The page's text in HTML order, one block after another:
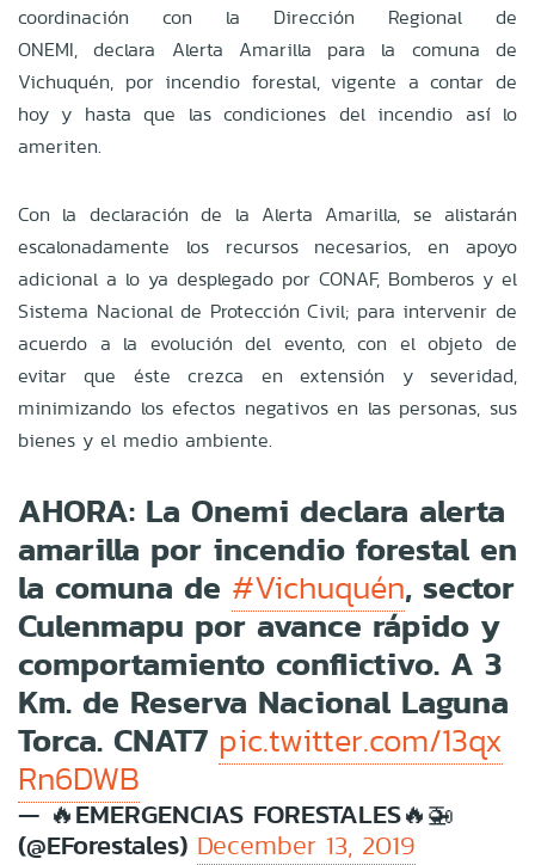
coordinación con la Dirección Regional de
ONEMI, declara Alerta Amarilla para la comuna de
Vichuquén, por incendio forestal, vigente a contar de
hoy y hasta que las condiciones del incendio así lo
ameriten.
Con la declaración de la Alerta Amarilla, se alistarán
escalonadamente los recursos necesarios, en apoyo
adicional a lo ya desplegado por CONAF, Bomberos y el
Sistema Nacional de Protección Civil; para intervenir de
acuerdo a la evolución del evento, con el objeto de
evitar que éste crezca en extensión y severidad,
minimizando los efectos negativos en las personas, sus
bienes y el medio ambiente.
AHORA: La Onemi declara alerta
amarilla por incendio forestal en
la comuna de #Vichuquén, sector
Culenmapu por avance rápido y
comportamiento conflictivo. A 3
Km. de Reserva Nacional Laguna
Torca. CNAT7 pic.twitter.com/13qx
Rn6DWB
— 🔥EMERGENCIAS FORESTALES🔥🚁
(@EForestales) December 13, 2019